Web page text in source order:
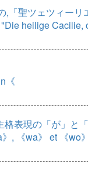
,「聖ツェツィー
heilige
《
表現の「が」と
, 《wa》 et 《wo